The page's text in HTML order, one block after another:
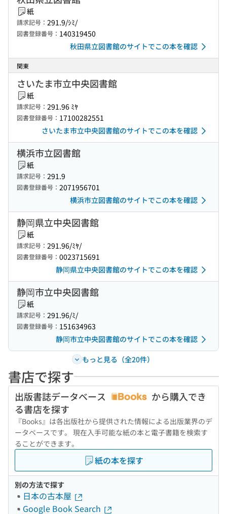
紙
請求記号： 291.9/ｼﾐ/
図書登録番号： 140319450
秋田県立図書館のサイトでこの本を確認
関東
さいたま市立中央図書館
紙
請求記号： 291.96 ﾐﾔ
図書登録番号： 17100282551
さいたま市立中央図書館のサイトでこの本を確認
横浜市立図書館
紙
請求記号： 291.9
図書登録番号： 2071956701
横浜市立図書館のサイトでこの本を確認
静岡県立中央図書館
紙
請求記号： 291.96/ﾐﾔ/
図書登録番号： 0023715691
静岡県立中央図書館のサイトでこの本を確認
静岡市立中央図書館
紙
請求記号： 291.96/ﾐ/
図書登録番号： 151634963
静岡市立中央図書館のサイトでこの本を確認
もっと見る（全20件）
書店で探す
出版書誌データベース
から購入でき
る書店を探す
『Books』は各出版社から提供された情報による出版業界のデ
ータベースです。 現在入手可能な紙の本と電子書籍を検索す
ることができます。
紙の本を探す
別の方法で探す
日本の古本屋
Google Book Search